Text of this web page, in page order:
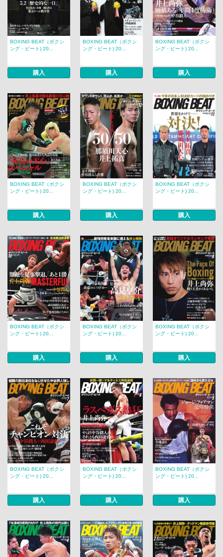
BOXING BEAT（ボクシ
ング・ビート) 20...
購入
BOXING BEAT（ボクシ
ング・ビート) 20...
購入
BOXING BEAT（ボクシ
ング・ビート) 20...
購入
BOXING BEAT（ボクシ
ング・ビート) 20...
購入
BOXING BEAT（ボクシ
ング・ビート) 20...
購入
BOXING BEAT（ボクシ
ング・ビート) 20...
購入
BOXING BEAT（ボクシ
ング・ビート) 20...
購入
BOXING BEAT（ボクシ
ング・ビート) 20...
購入
BOXING BEAT（ボクシ
ング・ビート) 20...
購入
BOXING BEAT（ボクシ
ング・ビート) 20...
購入
BOXING BEAT（ボクシ
ング・ビート) 20...
購入
BOXING BEAT（ボクシ
ング・ビート) 20...
購入